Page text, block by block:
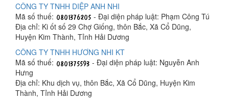
CÔNG TY TNHH DIỆP ANH NHI
Mã số thuế:
- Đại diện pháp luật: Phạm Công Tú
Địa chỉ: Ki ốt số 29 Chợ Giống, thôn Bắc, Xã Cổ Dũng,
Huyện Kim Thành, Tỉnh Hải Dương
CÔNG TY TNHH HƯƠNG NHI KT
Mã số thuế:
- Đại diện pháp luật: Nguyễn Anh
Hưng
Địa chỉ: Khu dịch vụ, thôn Bắc, Xã Cổ Dũng, Huyện Kim
Thành, Tỉnh Hải Dương